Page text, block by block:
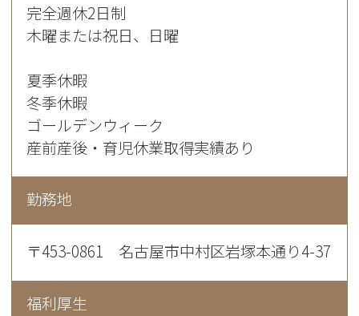
完全週休2日制
木曜または祝日、日曜
夏季休暇
冬季休暇
ゴールデンウィーク
産前産後・育児休業取得実績あり
勤務地
〒453-0861 名古屋市中村区岩塚本通り4-37
福利厚生